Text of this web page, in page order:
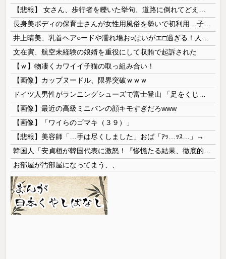
文在寅、航空未経験の娘婿を重役にして収賄で起訴された
【ｗ】物凄くカワイイ子猫の取っ組み合い！
【画像】カップヌードル、限界突破ｗｗｗ
【画像】最近の高級ミニバンの顔キモすぎだろwww
【画像】「ワイらのゴマキ（３９）」
【悲報】美容師「…手は尽くしました」おば「ｱｯ…ｯｽ…」→
お部屋が汚部屋になってまう、、